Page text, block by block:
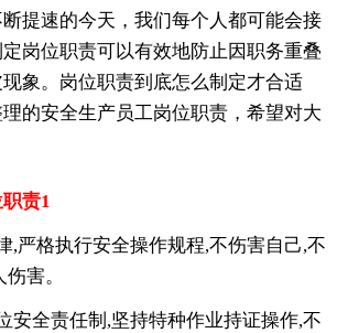
提速的今天，我们每个人都可能会接
岗位职责可以有效地防止因职务重叠
象。岗位职责到底怎么制定才合适
的安全生产员工岗位职责，希望对大
责1
,严格执行安全操作规程,不伤害自己,不
害。
安全责任制,坚持特种作业持证操作,不